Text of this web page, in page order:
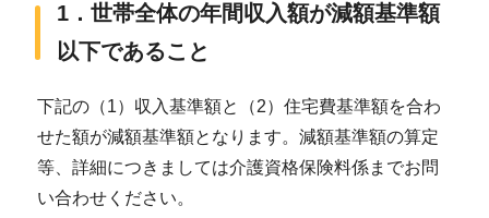
1．世帯全体の年間収入額が減額基準額
以下であること
下記の（1）収入基準額と（2）住宅費基準額を合わ
せた額が減額基準額となります。減額基準額の算定
等、詳細につきましては介護資格保険料係までお問
い合わせください。